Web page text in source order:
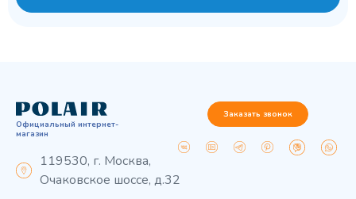
Официальный интернет-
магазин
119530, г. Москва,
Очаковское шоссе, д.32
Заказать звонок